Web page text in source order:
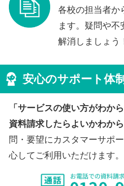
各校の担当者か
ます。疑問や不
解消しましょう
安心のサポート体制
「サービスの使い方がわか
資料請求したらよいかわから
問・要望にカスタマーサポ
心してご利用いただけます。